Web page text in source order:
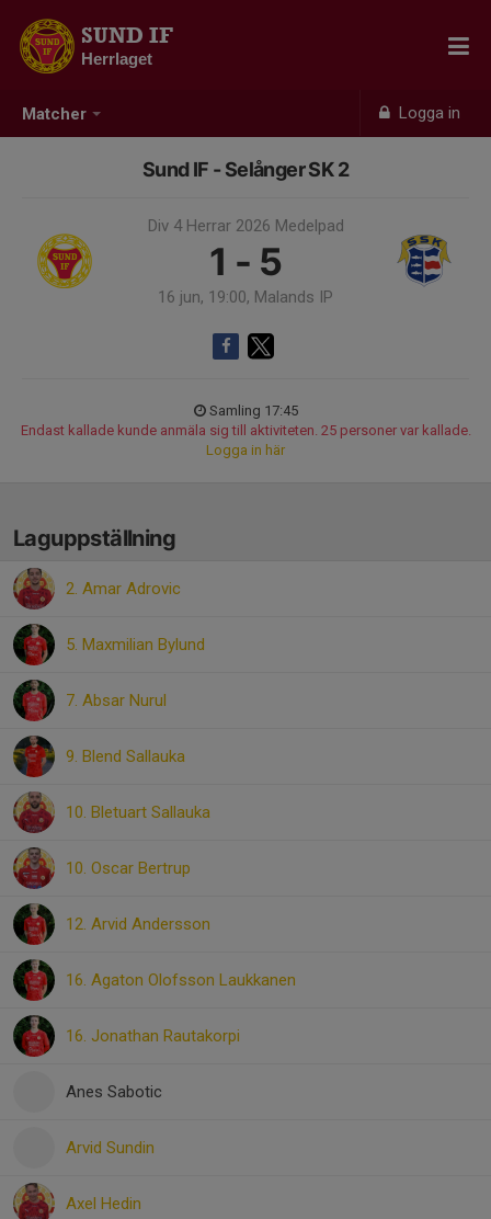
Matcher Logga in
SUND IF
Herrlaget
Sund IF - Selånger SK 2
Div 4 Herrar 2026 Medelpad
1 - 5
16 jun, 19:00, Malands IP
Samling 17:45
Endast kallade kunde anmäla sig till aktiviteten. 25 personer var kallade.
Logga in här
Laguppställning
2. Amar Adrovic
5. Maxmilian Bylund
7. Absar Nurul
9. Blend Sallauka
10. Bletuart Sallauka
10. Oscar Bertrup
12. Arvid Andersson
16. Agaton Olofsson Laukkanen
16. Jonathan Rautakorpi
Anes Sabotic
Arvid Sundin
Axel Hedin